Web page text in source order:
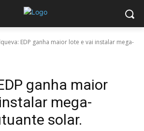
EDP ganha maior lote e vai instalar mega-
ganha maior
mega-
solar.